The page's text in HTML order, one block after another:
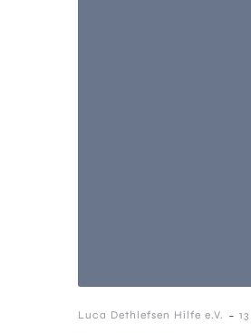
Luca Dethlefsen Hilfe e.V. -